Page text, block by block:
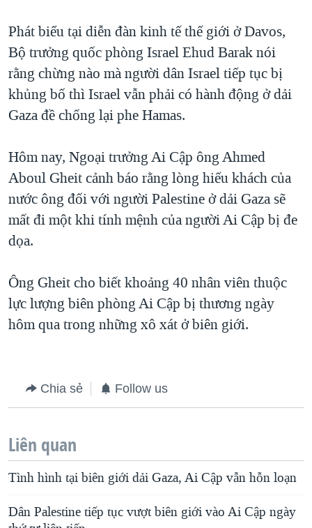
Phát biểu tại diễn đàn kinh tế thế giới ở Davos,
Bộ trưởng quốc phòng Israel Ehud Barak nói
rằng chừng nào mà người dân Israel tiếp tục bị
khủng bố thì Israel vẫn phải có hành động ở dải
Gaza đề chống lại phe Hamas.
Hôm nay, Ngoại trưởng Ai Cập ông Ahmed
Aboul Gheit cảnh báo rằng lòng hiếu khách của
nước ông đối với người Palestine ở dải Gaza sẽ
mất đi một khi tính mệnh của người Ai Cập bị đe
dọa.
Ông Gheit cho biết khoảng 40 nhân viên thuộc
lực lượng biên phòng Ai Cập bị thương ngày
hôm qua trong những xô xát ở biên giới.
Chia sẻ Follow us
Liên quan
Tình hình tại biên giới dải Gaza, Ai Cập vẫn hỗn loạn
Dân Palestine tiếp tục vượt biên giới vào Ai Cập ngày